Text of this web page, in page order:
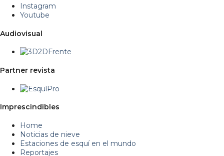
Instagram
Youtube
Audiovisual
Partner revista
Imprescindibles
Home
Noticias de nieve
Estaciones de esquí en el mundo
Reportajes